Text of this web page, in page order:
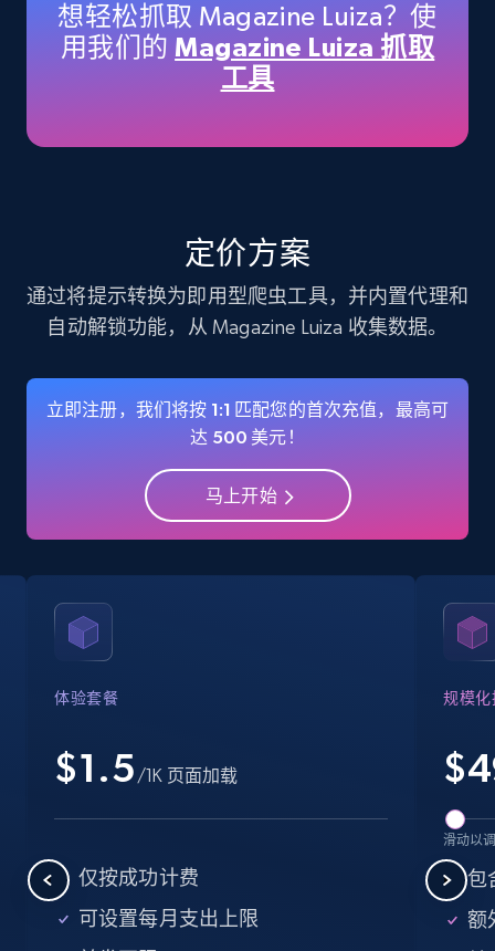
22.3K+ 3.5K+ 立即购买
Name, URL, ID, Cb rank, Region, About,
Industries, Operating status, and more.
Popular Enriched
15.6K+ 1.6K+ 立即购买
Linkedin job listings information
Company id, Job location, Job summary, Job
seniority level, and more.
想轻松抓取 Magazine Luiza？使
用我们的 Magazine Luiza 抓取
工具
定价方案
通过将提示转换为即用型爬虫工具，并内置代理和
自动解锁功能，从 Magazine Luiza 收集数据。
立即注册，我们将按 1:1 匹配您的首次充值，最高可
达 500 美元！
马上开始
体验套餐
$1.5 /1K 页面加载
仅按成功计费
可设置每月支出上限
规模化
$
滑动以
包
额